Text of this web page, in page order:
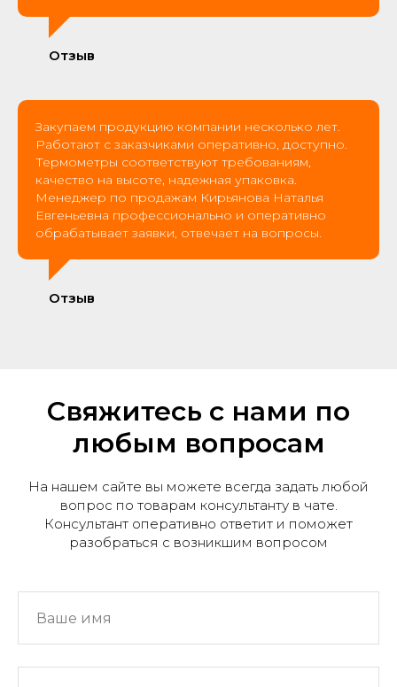
Отзыв
Закупаем продукцию компании несколько лет.
Работают с заказчиками оперативно, доступно.
Термометры соответствуют требованиям,
качество на высоте, надежная упаковка.
Менеджер по продажам Кирьянова Наталья
Евгеньевна профессионально и оперативно
обрабатывает заявки, отвечает на вопросы.
Отзыв
Свяжитесь с нами по
любым вопросам
На нашем сайте вы можете всегда задать любой
вопрос по товарам консультанту в чате.
Консультант оперативно ответит и поможет
разобраться с возникшим вопросом